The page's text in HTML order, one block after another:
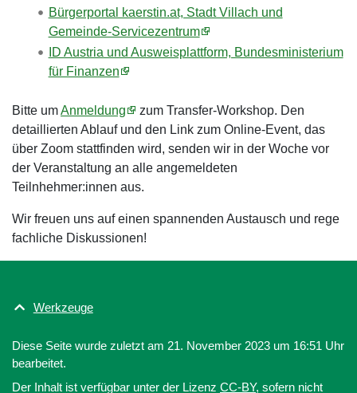
Bürgerportal kaerstin.at, Stadt Villach und
Gemeinde-Servicezentrum
ID Austria und Ausweisplattform, Bundesministerium
für Finanzen
Bitte umAnmeldung
zum Transfer-Workshop. Den
detaillierten Ablauf und den Link zum Online-Event, das
über Zoom stattfinden wird, senden wir in der Woche vor
der Veranstaltung an alle angemeldeten
Teilnhehmer:innen aus.
Wir freuen uns auf einen spannenden Austausch und rege
fachliche Diskussionen!
Werkzeuge
Diese Seite wurde zuletzt am 21. November 2023 um 16:51 Uhr
bearbeitet.
Der Inhalt ist verfügbar unter der Lizenz CC-BY, sofern nicht